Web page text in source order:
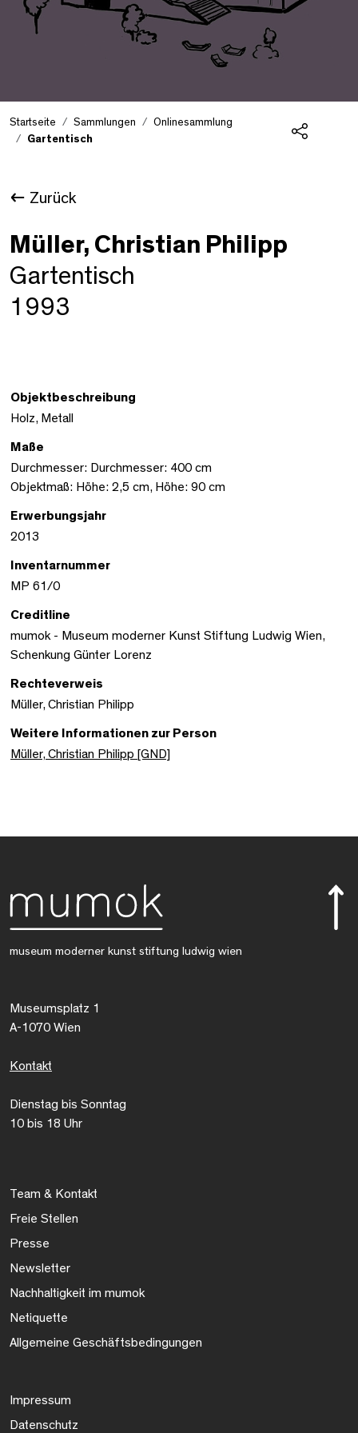
Startseite Sammlungen
Onlinesammlung
Gartentisch
Zurück
Müller, Christian Philipp
Gartentisch
1993
Objektbeschreibung
Holz, Metall
Maße
Durchmesser: Durchmesser: 400 cm
Objektmaß: Höhe: 2,5 cm, Höhe: 90 cm
Erwerbungsjahr
2013
Inventarnummer
MP 61/0
Creditline
mumok - Museum moderner Kunst Stiftung Ludwig Wien,
Schenkung Günter Lorenz
Rechteverweis
Müller, Christian Philipp
Weitere Informationen zur Person
Müller, Christian Philipp [GND]
museum moderner kunst stiftung ludwig wien
Museumsplatz 1
A-1070 Wien
Kontakt
Dienstag bis Sonntag
10 bis 18 Uhr
Team & Kontakt
Freie Stellen
Presse
Newsletter
Nachhaltigkeit im mumok
Netiquette
Allgemeine Geschäftsbedingungen
Impressum
Datenschutz